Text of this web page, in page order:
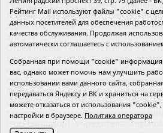
Редакция: 625002, Тюмень,
телефон (3452)49-00-18, e-mail:
Адрес для писем: 625000, Россия,
а/я 371. Для пресс-релизов:
Отдел писем: тел. (3452) 39-90-59.
тел. (3452) 39-90-51. Регистрация
издание «Интернет-газета
сегодня», свидетельство о
ФС77-64918 от 24.02.2016 выдано
службой по надзору в сфере связи,
технологий и массовых коммуникаций
(Роскомнадзор). Учредитель:
Рейтинг Mail используют файлы "cookie" с
данных посетителей для обеспечения
качества обслуживания. Продолжая
автоматически соглашаетесь с
Собранная при помощи "cookie" информация
вас, однако может помочь нам улучшить
использовании вами данного сайта,
передаваться Яндексу и ВК и храниться на
можете отказаться от использования
настройки в браузере. Политика оператора